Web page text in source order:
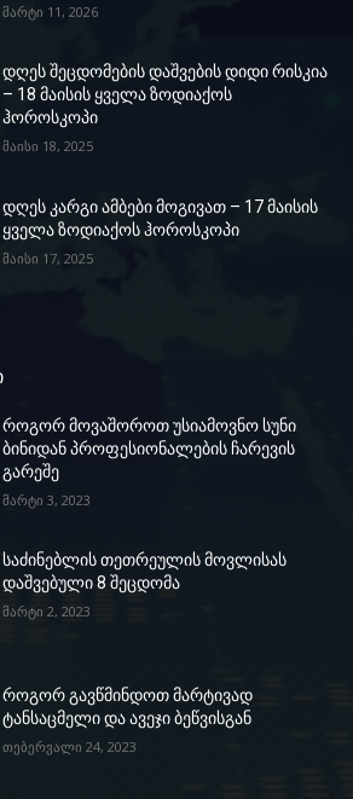
მარტი 11, 2026
დღეს შეცდომების დაშვების დიდი რისკია
– 18 მაისის ყველა ზოდიაქოს
ჰოროსკოპი
მაისი 18, 2025
დღეს კარგი ამბები მოგივათ – 17 მაისის
ყველა ზოდიაქოს ჰოროსკოპი
მაისი 17, 2025
როგორ მოვაშოროთ უსიამოვნო სუნი
ბინიდან პროფესიონალების ჩარევის
გარეშე
მარტი 3, 2023
საძინებლის თეთრეულის მოვლისას
დაშვებული 8 შეცდომა
მარტი 2, 2023
როგორ გავწმინდოთ მარტივად
ტანსაცმელი და ავეჯი ბეწვისგან
თებერვალი 24, 2023